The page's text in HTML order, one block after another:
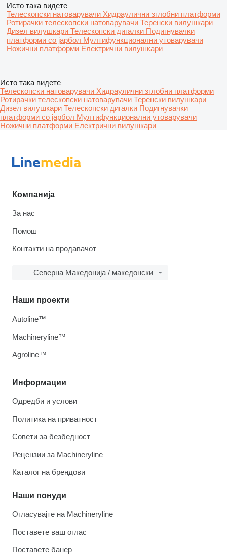
Исто така видете
Телескопски натоварувачи Хидраулични зглобни платформи
Ротирачки телескопски натоварувачи Теренски вилушкари
Дизел вилушкари Телескопски дигалки Подигнувачки
платформи со јарбол Мултифункционални утоварувачи
Ножични платформи Електрични вилушкари
Исто така видете
Телескопски натоварувачи Хидраулични зглобни платформи
Ротирачки телескопски натоварувачи Теренски вилушкари
Дизел вилушкари Телескопски дигалки Подигнувачки
платформи со јарбол Мултифункционални утоварувачи
Ножични платформи Електрични вилушкари
Компанија
За нас
Помош
Контакти на продавачот
Северна Македонија / македонски
Информации
Одредби и услови
Политика на приватност
Совети за безбедност
Рецензии за Machineryline
Каталог на брендови
Наши понуди
Огласувајте на Machineryline
Поставете ваш оглас
Поставете банер
Наши проекти
Autoline™
Machineryline™
Agroline™